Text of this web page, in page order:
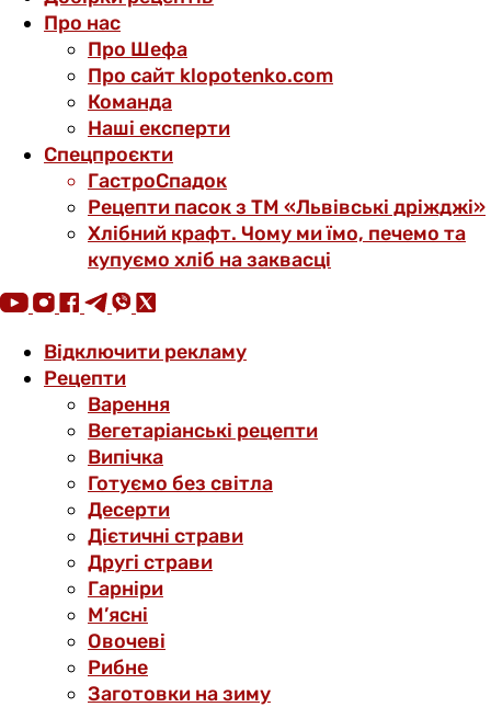
Про нас
Про Шефа
Про сайт klopotenko.com
Команда
Наші експерти
Спецпроєкти
ГастроСпадок
Рецепти пасок з ТМ «Львівські дріжджі»
Хлібний крафт. Чому ми їмо, печемо та
купуємо хліб на заквасці
Відключити рекламу
Рецепти
Варення
Вегетаріанські рецепти
Випічка
Готуємо без світла
Десерти
Дієтичні страви
Другі страви
Гарніри
М’ясні
Овочеві
Рибне
Заготовки на зиму